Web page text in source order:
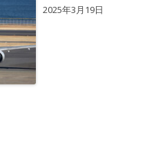
2025年3月19日